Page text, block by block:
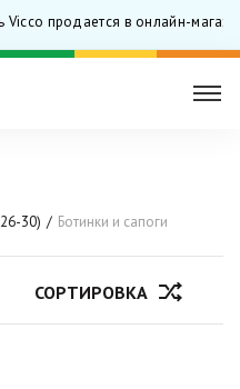
Vicco продается в онлайн-
30) Ботинки и сапоги
СОРТИРОВКА